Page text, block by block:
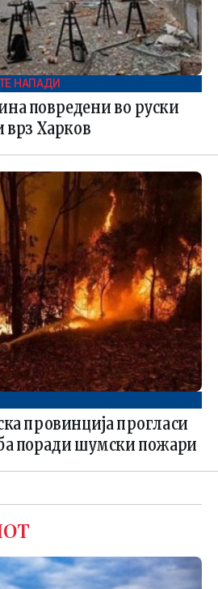
НАПАДИ
повредени во руски
врз Харков
провинција прогласи
поради шумски пожари